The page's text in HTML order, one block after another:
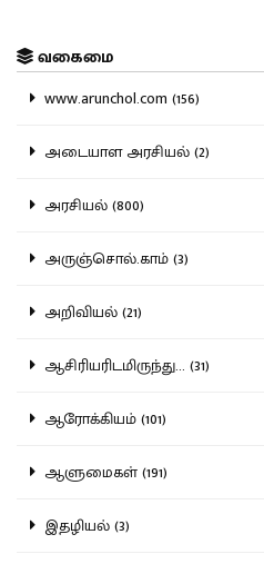
வகைமை
www.arunchol.com (156)
அடையாள அரசியல் (2)
அரசியல் (800)
அருஞ்சொல்.காம் (3)
அறிவியல் (21)
ஆசிரியரிடமிருந்து... (31)
ஆரோக்கியம் (101)
ஆளுமைகள் (191)
இதழியல் (3)